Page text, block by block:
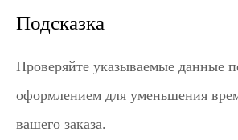
Подсказка
Проверяйте указываемые данные
оформлением для уменьшения
вашего заказа.